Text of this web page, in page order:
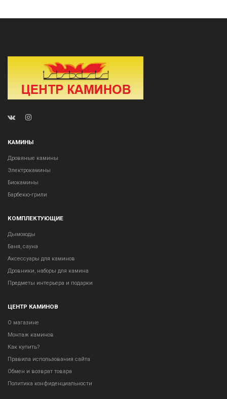
КАМИНЫ
Дровяные камины
Электрокамины
Биокамины
Барбекю-грили
КОМПЛЕКТУЮЩИЕ
Дымоходы
Баня, сауна
Аксессуары для каминов
Дровники, наборы для камина
Предметы интерьера и подарки
ЦЕНТР КАМИНОВ
О магазине
Монтаж каминов
Как купить?
Правила использования сайта
Обмен и возврат товара
Политика конфиденциальности